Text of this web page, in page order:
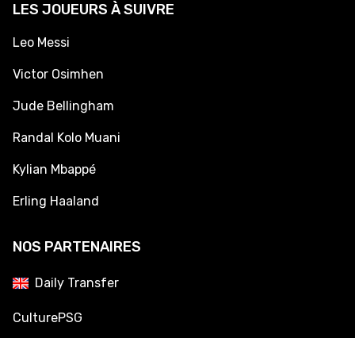
LES JOUEURS À SUIVRE
Leo Messi
Victor Osimhen
Jude Bellingham
Randal Kolo Muani
Kylian Mbappé
Erling Haaland
NOS PARTENAIRES
Daily Transfer
CulturePSG